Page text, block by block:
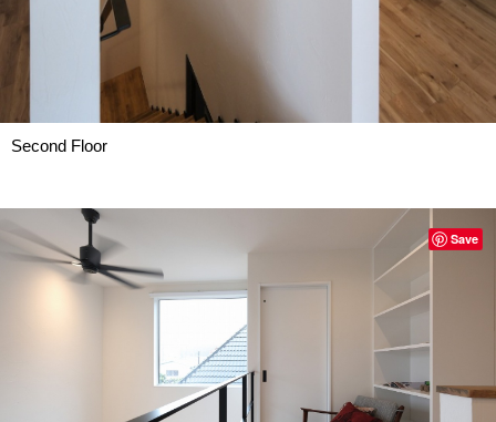
Second Floor
Save